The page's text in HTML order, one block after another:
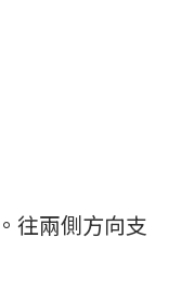
往兩側方向支